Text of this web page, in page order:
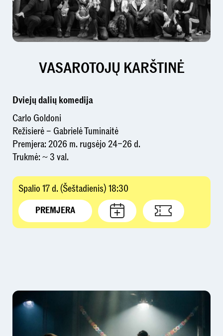
VASAROTOJŲ KARŠTINĖ
Dviejų dalių komedija
Carlo Goldoni
Režisierė – Gabrielė Tuminaitė
Premjera: 2026 m. rugsėjo 24–26 d.
Trukmė: ~ 3 val.
Spalio 17 d. (Šeštadienis) 18:30
PREMJERA